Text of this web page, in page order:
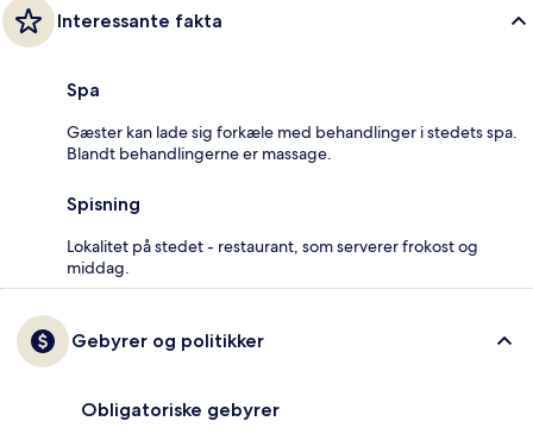
Interessante fakta
Spa
Gæster kan lade sig forkæle med behandlinger i stedets spa.
Blandt behandlingerne er massage.
Spisning
Lokalitet på stedet - restaurant, som serverer frokost og
middag.
Gebyrer og politikker
Obligatoriske gebyrer